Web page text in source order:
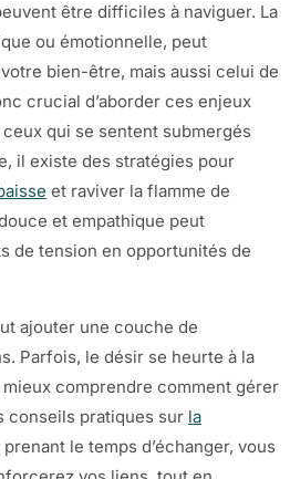
être difficiles à naviguer. La
ou émotionnelle, peut
bien-être, mais aussi celui de
crucial d’aborder ces enjeux
qui se sentent submergés
il existe des stratégies pour
et raviver la flamme de
et empathique peut
de tension en opportunités de
ajouter une couche de
Parfois, le désir se heurte à la
comprendre comment gérer
conseils pratiques sur la
prenant le temps d’échanger, vous